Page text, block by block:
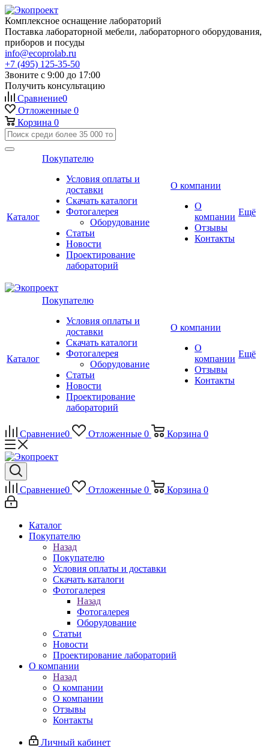
Комплексное оснащение лабораторий
Поставка лабораторной мебели, лабораторного оборудования,
приборов и посуды
info@ecoprolab.ru
+7 (495) 125-35-50
Звоните с 9:00 до 17:00
Получить консультацию
Сравнение0
Отложенные 0
Корзина 0
Каталог
Покупателю
Условия оплаты и
доставки
Скачать каталоги
Фотогалерея
Оборудование
Статьи
Новости
Проектирование
лабораторий
О компании
О
компании
Отзывы
Контакты
Ещё
Каталог
Покупателю
Условия оплаты и
доставки
Скачать каталоги
Фотогалерея
Оборудование
Статьи
Новости
Проектирование
лабораторий
О компании
О
компании
Отзывы
Контакты
Ещё
Сравнение0 Отложенные 0 Корзина 0
Сравнение0 Отложенные 0 Корзина 0
Каталог
Покупателю
Назад
Покупателю
Условия оплаты и доставки
Скачать каталоги
Фотогалерея
Назад
Фотогалерея
Оборудование
Статьи
Новости
Проектирование лабораторий
О компании
Назад
О компании
О компании
Отзывы
Контакты
Личный кабинет